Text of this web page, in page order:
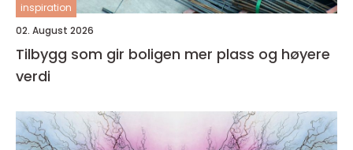
inspiration
02. August 2026
Tilbygg som gir boligen mer plass og høyere
verdi